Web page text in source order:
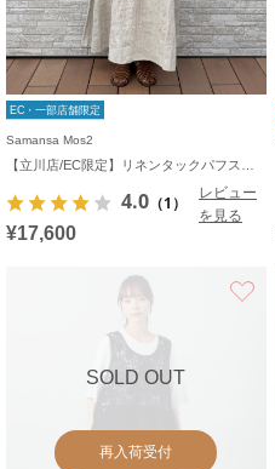
EC・一部店舗限定
Samansa Mos2
4.0 （1）
レビュー
を見る
¥17,600
SOLD OUT
再入荷受付